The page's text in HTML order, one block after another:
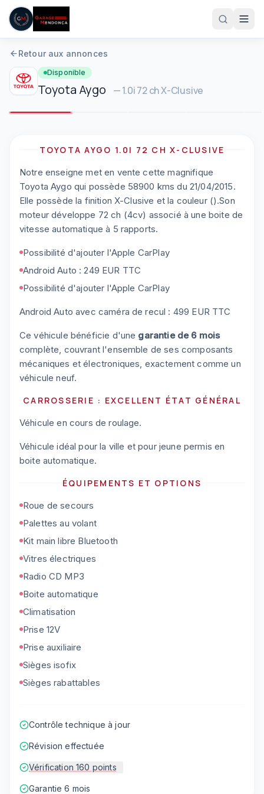
Aller au contenu principal
05 61 83 78 05
Retour aux annonces
Disponible
Toyota Aygo —1.0i 72 ch X-Clusive
Plein écran
TOYOTA AYGO 1.0I 72 CH X-CLUSIVE
Notre enseigne met en vente cette magnifique
Toyota Aygo qui possède 58900 kms du 21/04/2015.
Elle possède la finition X-Clusive et la couleur ().Son
moteur développe 72 ch (4cv) associé à une boite de
vitesse automatique à 5 rapports.
Possibilité d'ajouter l'Apple CarPlay
Android Auto : 249 EUR TTC
Possibilité d'ajouter l'Apple CarPlay
Android Auto avec caméra de recul : 499 EUR TTC
Ce véhicule bénéficie d'une garantie de 6 mois
complète, couvrant l'ensemble de ses composants
mécaniques et électroniques, exactement comme un
véhicule neuf.
CARROSSERIE : EXCELLENT ÉTAT GÉNÉRAL
Véhicule en cours de roulage.
Véhicule idéal pour la ville et pour jeune permis en
boite automatique.
ÉQUIPEMENTS ET OPTIONS
Roue de secours
Palettes au volant
Kit main libre Bluetooth
Vitres électriques
Radio CD MP3
Boite automatique
Climatisation
Prise 12V
Prise auxiliaire
Sièges isofix
Sièges rabattables
Contrôle technique à jour
Révision effectuée
Vérification 160 points
Garantie 6 mois